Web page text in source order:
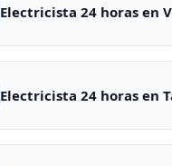
Electricista 24 horas en
Electricista 24 horas en